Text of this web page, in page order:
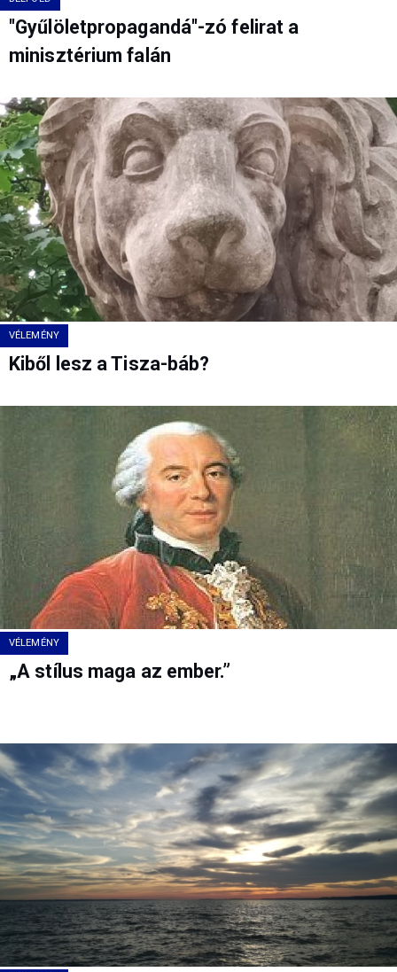
"Gyűlöletpropagandá"-zó felirat a
minisztérium falán
VÉLEMÉNY
Kiből lesz a Tisza-báb?
VÉLEMÉNY
„A stílus maga az ember.”